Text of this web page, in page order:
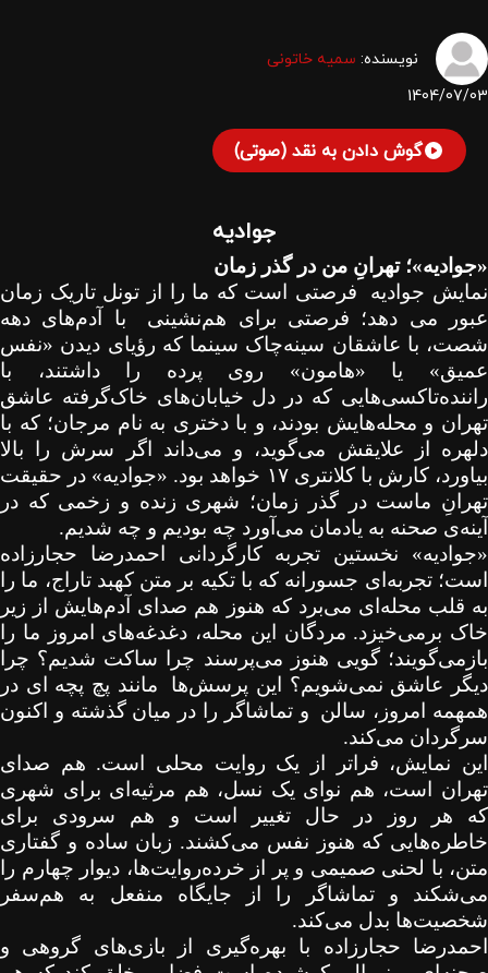
نویسنده: سمیه خاتونی
1404/07/03
گوش دادن به نقد (صوتی)
جوادیه
«جوادیه»؛ تهرانِ من در گذر زمان
نمایش جوادیه
فرصتی است که ما را از تونل تاریک زمان
عبور می دهد؛ فرصتی برای هم‌نشینی
با آدم‌های دهه
شصت، با عاشقان سینه‌چاک سینما که رؤیای دیدن «نفس
عمیق» یا «هامون» روی پرده را داشتند، با
راننده‌تاکسی‌هایی که در دل خیابان‌های خاک‌گرفته عاشق
تهران و محله‌هایش بودند، و با دختری به نام مرجان؛ که با
دلهره از علایقش می‌گوید، و می‌داند اگر سرش را بالا
بیاورد، کارش با کلانتری۱۷ خواهد بود. «جوادیه» در حقیقت
تهرانِ ماست در گذر زمان؛ شهری زنده و زخمی که در
آینه‌ی صحنه به یادمان می‌آورد چه بودیم و چه شدیم.
«جوادیه» نخستین تجربه کارگردانی احمدرضا حجارزاده
است؛ تجربه‌ای جسورانه که با تکیه بر متن کهبد تاراج، ما را
به قلب محله‌ای می‌برد که هنوز هم صدای آدم‌هایش از زیر
خاک برمی‌خیزد. مردگان این محله، دغدغه‌های امروز ما را
بازمی‌گویند؛ گویی هنوز می‌پرسند چرا ساکت شدیم؟ چرا
دیگر عاشق نمی‌شویم؟ این پرسش‌ها
مانند پچ پچه ای در
همهمه امروز، سالن و تماشاگر را در میان گذشته و اکنون
سرگردان می‌کند.
این نمایش، فراتر از یک روایت محلی است. هم صدای
تهران است، هم نوای یک نسل، هم مرثیه‌ای برای شهری
که هر روز در حال تغییر است و هم سرودی برای
خاطره‌هایی که هنوز نفس می‌کشند. زبان ساده و گفتاری
متن، با لحنی صمیمی و پر از خرده‌روایت‌ها، دیوار چهارم را
می‌شکند و تماشاگر را از جایگاه منفعل به هم‌سفر
شخصیت‌ها بدل می‌کند.
احمدرضا حجارزاده با بهره‌گیری از بازی‌های گروهی و